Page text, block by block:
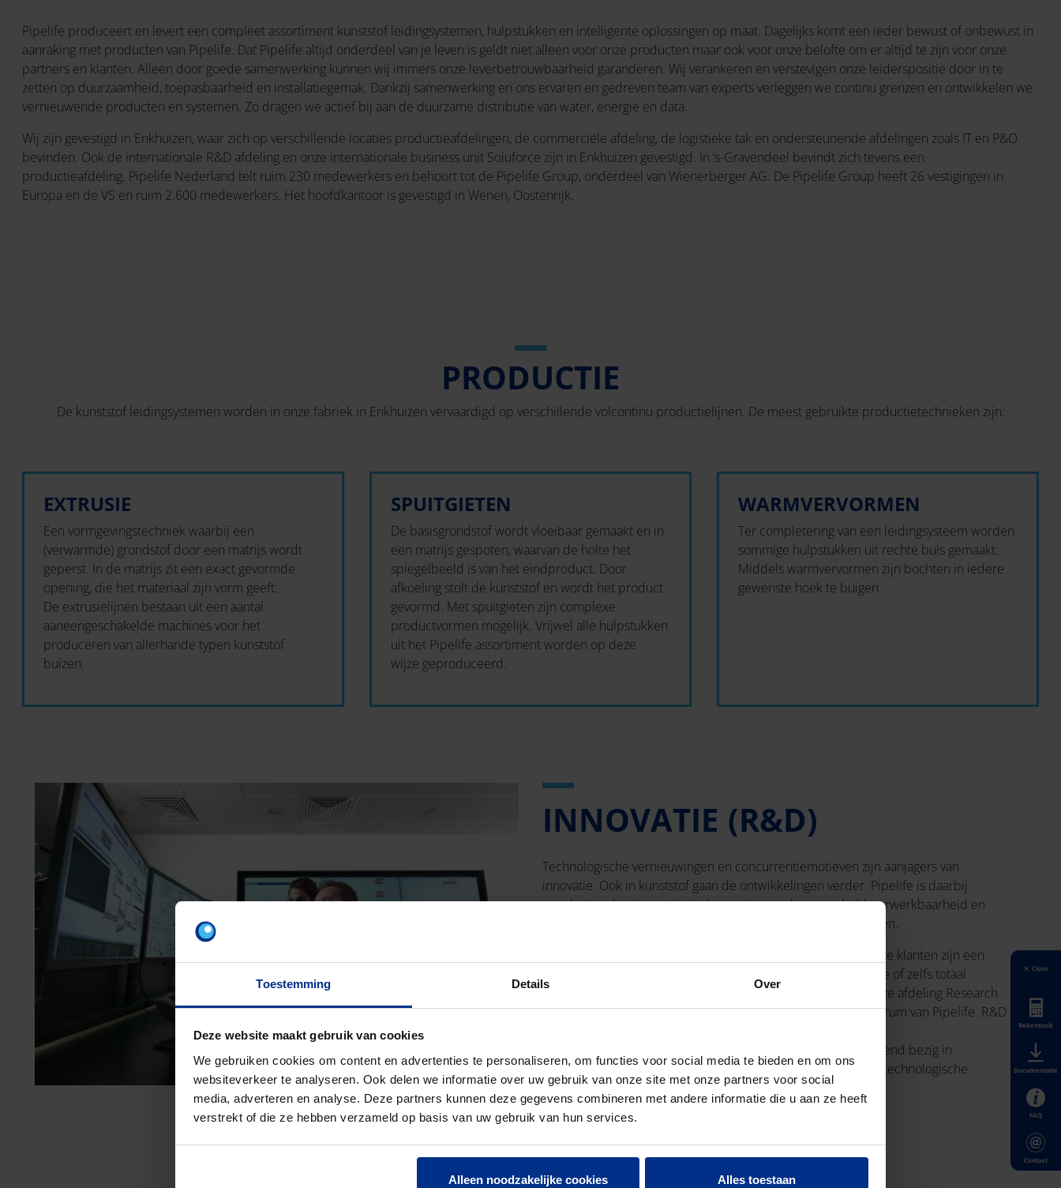
Toestemming Details Over
Deze website maakt gebruik van cookies
We gebruiken cookies om content en advertenties te personaliseren, om functies voor social media te bieden en om ons
websiteverkeer te analyseren. Ook delen we informatie over uw gebruik van onze site met onze partners voor social
media, adverteren en analyse. Deze partners kunnen deze gegevens combineren met andere informatie die u aan ze heeft
verstrekt of die ze hebben verzameld op basis van uw gebruik van hun services.
Alleen noodzakelijke cookies Alles toestaan
Pipelife produceert en levert een compleet assortiment kunststof leidingsystemen, hulpstukken en intelligente oplossingen op maat. Dagelijks komt een ieder bewust of onbewust in
aanraking met producten van Pipelife. Dat Pipelife altijd onderdeel van je leven is geldt niet alleen voor onze producten maar ook voor onze belofte om er altijd te zijn voor onze
partners en klanten. Alleen door goede samenwerking kunnen wij immers onze leverbetrouwbaarheid garanderen. Wij verankeren en verstevigen onze leiderspositie door in te
zetten op duurzaamheid, toepasbaarheid en installatiegemak. Dankzij samenwerking en ons ervaren en gedreven team van experts verleggen we continu grenzen en ontwikkelen we
vernieuwende producten en systemen. Zo dragen we actief bij aan de duurzame distributie van water, energie en data.
Wij zijn gevestigd in Enkhuizen, waar zich op verschillende locaties productieafdelingen, de commerciële afdeling, de logistieke tak en ondersteunende afdelingen zoals IT en P&O
bevinden. Ook de internationale R&D afdeling en onze internationale business unit Soluforce zijn in Enkhuizen gevestigd. In ‘s-Gravendeel bevindt zich tevens een
productieafdeling. Pipelife Nederland telt ruim 230 medewerkers en behoort tot de Pipelife Group, onderdeel van Wienerberger AG. De Pipelife Group heeft 26 vestigingen in
Europa en de VS en ruim 2.600 medewerkers. Het hoofdkantoor is gevestigd in Wenen, Oostenrijk.
PRODUCTIE
De kunststof leidingsystemen worden in onze fabriek in Enkhuizen vervaardigd op verschillende volcontinu productielijnen. De meest gebruikte productietechnieken zijn:
EXTRUSIE
Een vormgevingstechniek waarbij een
(verwarmde) grondstof door een matrijs wordt
geperst. In de matrijs zit een exact gevormde
opening, die het materiaal zijn vorm geeft.
De extrusielijnen bestaan uit een aantal
aaneengeschakelde machines voor het
produceren van allerhande typen kunststof
buizen.
SPUITGIETEN
De basisgrondstof wordt vloeibaar gemaakt en in
een matrijs gespoten, waarvan de holte het
spiegelbeeld is van het eindproduct. Door
afkoeling stolt de kunststof en wordt het product
gevormd. Met spuitgieten zijn complexe
productvormen mogelijk. Vrijwel alle hulpstukken
uit het Pipelife assortiment worden op deze
wijze geproduceerd.
WARMVERVORMEN
Ter completering van een leidingsysteem worden
sommige hulpstukken uit rechte buis gemaakt.
Middels warmvervormen zijn bochten in iedere
gewenste hoek te buigen.
INNOVATIE (R&D)
Technologische vernieuwingen en concurrentiemotieven zijn aanjagers van
innovatie. Ook in kunststof gaan de ontwikkelingen verder. Pipelife is daarbij
trendsettend en is continu in beweging om duurzaamheid, verwerkbaarheid en
installatiegemak van haar leveringsprogramma te optimaliseren.
Samen winnen met u is daarbij de insteek en reacties van onze klanten zijn een
belangrijke inspiratiebron. Pipelife vertaalt ze naar verbeterde of zelfs totaal
nieuwe producten. Vele innovaties staan op het conto van onze afdeling Research
& Development (R&D) in Enkhuizen; hét Europese kenniscentrum van Pipelife. R&D
en productiefaciliteiten. Het onderzoeksteam is grensverleggend bezig in
de zoektocht naar innovaties. Het resultaat: een permanente technologische
voorsprong van onze producten.
Close
Rekentools
Documentatie
FAQ
Contact